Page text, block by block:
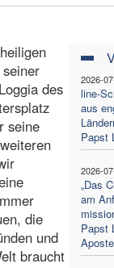
2026-
line-
aus
Papst
2026-
„Das
am
Papst
des
seine
die
und
braucht